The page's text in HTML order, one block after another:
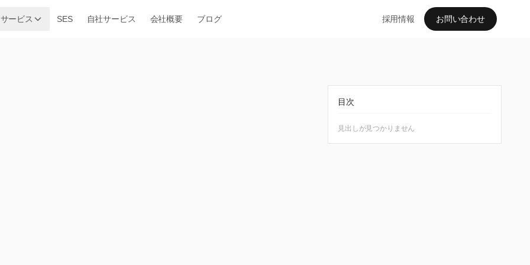
サービス SES 自社サービス 会社概要 ブログ 採用情報 お問い合わせ
目次
見出しが見つかりません